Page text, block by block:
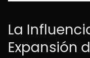
La
Expansión